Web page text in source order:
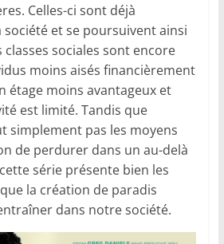
Celles-ci sont déjà
société et se poursuivent ainsi
sociales sont encore
moins aisés financièrement
étage moins avantageux et
est limité. Tandis que
simplement pas les moyens
de perdurer dans un au-delà
série présente bien les
la création de paradis
dans notre société.